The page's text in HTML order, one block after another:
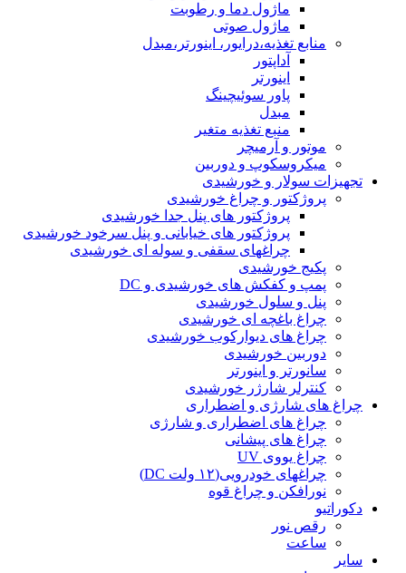
ماژول دما و رطوبت
ماژول صوتی
منابع تغذیه،درایور، اینورتر،مبدل
آداپتور
اینورتر
پاور سوئیچینگ
مبدل
منبع تغذیه متغیر
موتور و آرمیچر
میکروسکوپ و دوربین
تجهیزات سولار و خورشیدی
پروژکتور و چراغ خورشیدی
پروژکتور های پنل جدا خورشیدی
پروژکتور های خیابانی و پنل سرخود خورشیدی
چراغهای سقفی و سوله ای خورشیدی
پکیج خورشیدی
پمپ و کفکش های خورشیدی و DC
پنل و سلول خورشیدی
چراغ باغچه ای خورشیدی
چراغ های دیوارکوب خورشیدی
دوربین خورشیدی
سانورتر و اینورتر
کنترلر شارژر خورشیدی
چراغ های شارژی و اضطراری
چراغ های اضطراری و شارژی
چراغ های پیشانی
چراغ یووی UV
چراغهای خودرویی(۱۲ ولت DC)
نورافکن و چراغ قوه
دکوراتیو
رقص نور
ساعت
سایر